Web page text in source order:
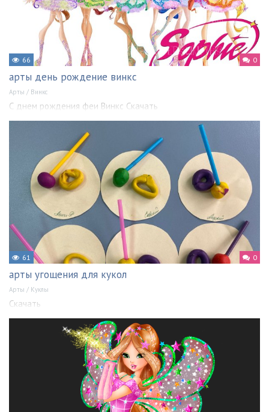
66 0
арты день рождение винкс
Арты / Винкс
С днем рождения феи Винкс Скачать
61 0
арты угощения для кукол
Арты / Куклы
Скачать